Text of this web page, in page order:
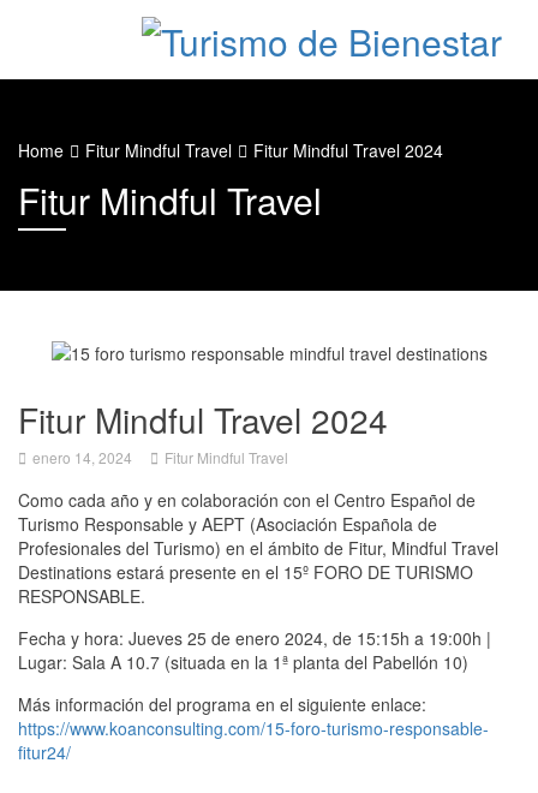
Home Fitur Mindful Travel Fitur Mindful Travel 2024
Fitur Mindful Travel
Fitur Mindful Travel 2024
enero 14, 2024 Fitur Mindful Travel
Como cada año y en colaboración con el Centro Español de
Turismo Responsable y AEPT (Asociación Española de
Profesionales del Turismo) en el ámbito de Fitur, Mindful Travel
Destinations estará presente en el 15º FORO DE TURISMO
RESPONSABLE.
Fecha y hora: Jueves 25 de enero 2024, de 15:15h a 19:00h |
Lugar: Sala A 10.7 (situada en la 1ª planta del Pabellón 10)
Más información del programa en el siguiente enlace:
https://www.koanconsulting.com/15-foro-turismo-responsable-
fitur24/